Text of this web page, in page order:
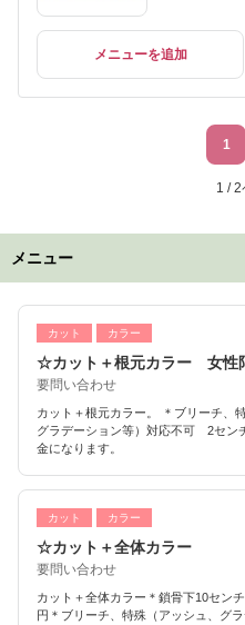
メニューを追加
1
1 / 2
メニュー
カット カラー
☆カット＋根元カラー 女性
要問い合わせ
カット＋根元カラー。 ＊ブリーチ、
グラデーション等）対応不可 2セン
金になります。
カット カラー
☆カット＋全体カラー
要問い合わせ
カット＋全体カラー＊鎖骨下10セン
円＊ブリーチ、特殊（アッシュ、グラ